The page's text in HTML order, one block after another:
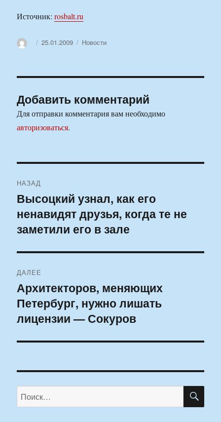
Источник:rosbalt.ru
АвторОпубликовано
25.01.2009 Рубрики
Новости
Добавить комментарий
Для отправки комментария вам необходимо
авторизоваться.
по
записям
НАЗАД
Предыдущая
запись:
Высоцкий узнал, как его
ненавидят друзья, когда те не
заметили его в зале
ДАЛЕЕ
Следующая
запись:
Архитекторов, меняющих
Петербург, нужно лишать
лицензии — Сокуров
Искать: